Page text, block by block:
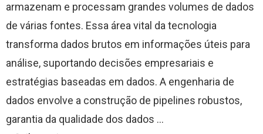
armazenam e processam grandes volumes de dados
de várias fontes. Essa área vital da tecnologia
transforma dados brutos em informações úteis para
análise, suportando decisões empresariais e
estratégias baseadas em dados. A engenharia de
dados envolve a construção de pipelines robustos,
garantia da qualidade dos dados ...